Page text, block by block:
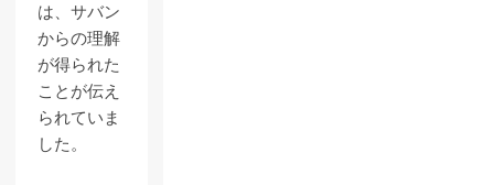
は、サバン
からの理解
が得られた
ことが伝え
られていま
した。